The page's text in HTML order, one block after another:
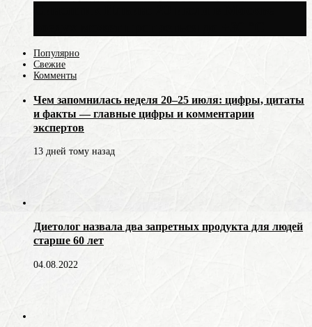
Популярно
Свежие
Комменты
Чем запомнилась неделя 20–25 июля: цифры, цитаты
и факты — главные цифры и комментарии
экспертов
13 дней тому назад
Диетолог назвала два запретных продукта для людей
старше 60 лет
04.08.2022